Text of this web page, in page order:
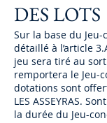
DES LOTS
Sur la base du
détaillé à l’article
jeu sera tiré au
remportera le Jeu-
dotations sont
LES ASSEYRAS.
la durée du Jeu-